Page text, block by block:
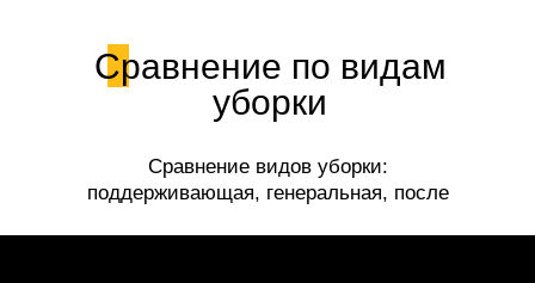
Сравнение по видам
уборки
Сравнение видов уборки:
поддерживающая, генеральная, после